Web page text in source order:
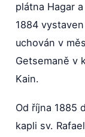
plátna Hagar
1884
uchován v
Getsemaně v
Kain.
Od října 1885
kapli sv.